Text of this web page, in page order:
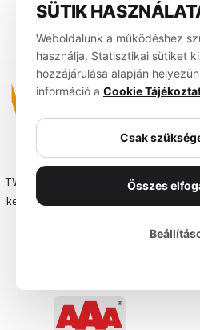
SÜTIK
Weboldalunk a működéshez
használja. Statisztikai sütiket
hozzájárulása alapján
információ a Cookie
Csak
Összes
TWS emelő és anyagmozgatógép
kereskedelmi és szolgáltató Kft.